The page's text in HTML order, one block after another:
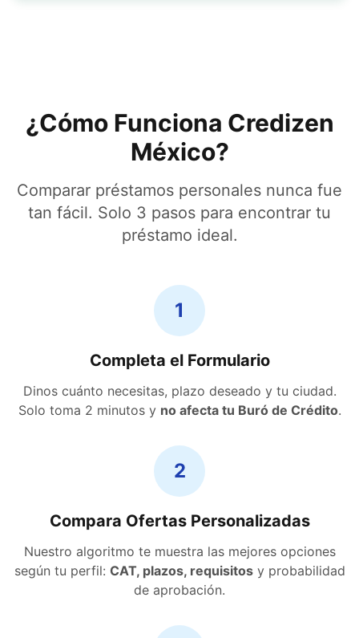
¿Cómo Funciona Credizen
México?
Comparar préstamos personales nunca fue
tan fácil. Solo 3 pasos para encontrar tu
préstamo ideal.
1
Completa el Formulario
Dinos cuánto necesitas, plazo deseado y tu ciudad.
Solo toma 2 minutos y no afecta tu Buró de Crédito.
2
Compara Ofertas Personalizadas
Nuestro algoritmo te muestra las mejores opciones
según tu perfil: CAT, plazos, requisitosy probabilidad
de aprobación.